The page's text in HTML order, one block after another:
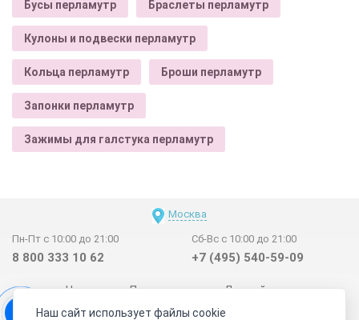
Бусы перламутр Браслеты перламутр
Кулоны и подвески перламутр
Кольца перламутр Броши перламутр
Запонки перламутр
Зажимы для галстука перламутр
Москва
Пн-Пт с 10:00 до 21:00
8 800 333 10 62
Сб-Вс с 10:00 до 21:00
+7 (495) 540-59-09
Новинки Поставщикам
Личный счет
Договор-оферта
О нас Наши магазины
Наш сайт использует файлы cookie